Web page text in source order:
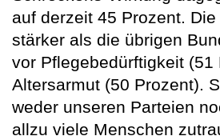
auf derzeit 45 Prozent.
stärker als die übrigen
vor Pflegebedürftigkeit (51
Altersarmut (50 Prozent).
weder unseren Parteien
allzu viele Menschen